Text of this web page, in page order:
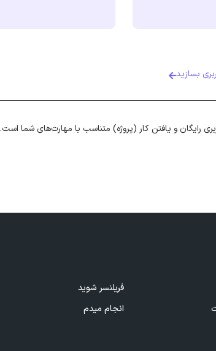
بسازید
رایگان و یافتن کار (پروژه) متناسب با مهارت‌های شما است.
فریلنسر شوید
انجام میدم